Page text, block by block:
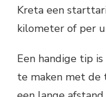
Kreta een
kilometer of per
Een handige tip
te maken met de